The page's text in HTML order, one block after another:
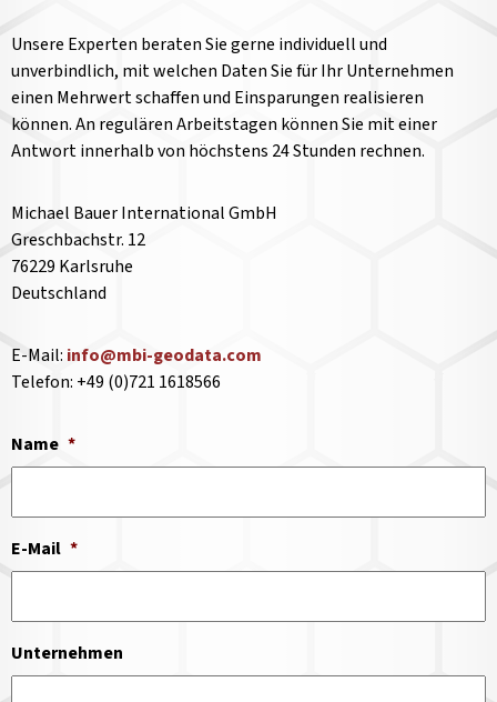
Unsere Experten beraten Sie gerne individuell und
unverbindlich, mit welchen Daten Sie für Ihr Unternehmen
einen Mehrwert schaffen und Einsparungen realisieren
können. An regulären Arbeitstagen können Sie mit einer
Antwort innerhalb von höchstens 24 Stunden rechnen.
Michael Bauer International GmbH
Greschbachstr. 12
76229 Karlsruhe
Deutschland
E-Mail: info@mbi-geodata.com
Telefon: +49 (0)721 1618566
Name *
E-Mail *
Unternehmen